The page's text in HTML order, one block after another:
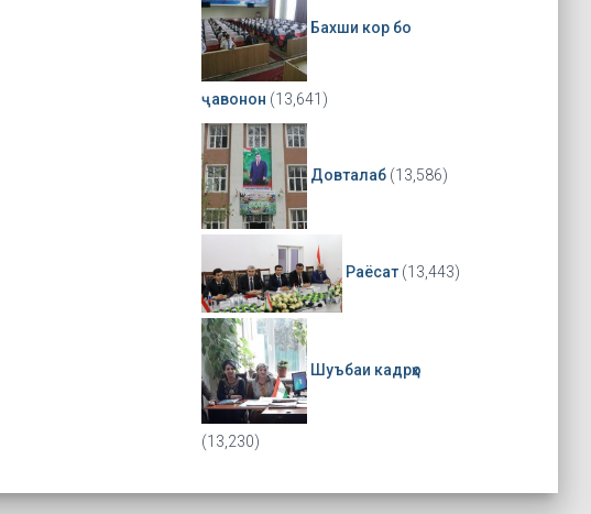
Бахши кор бо
ҷавонон (13,641)
Довталаб (13,586)
Раёсат (13,443)
Шуъбаи кадрҳо
(13,230)